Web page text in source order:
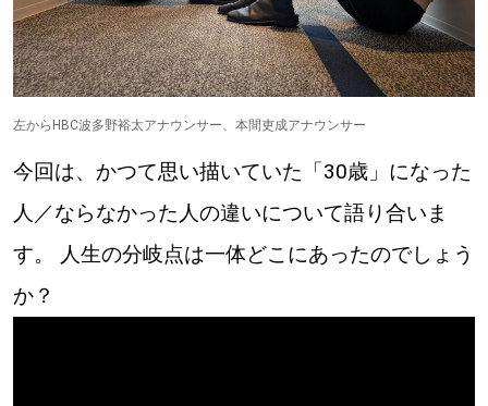
【札幌のお気に入りを見つけたい】
【道央のお気に入りを見つけたい】
【道北のお気に入りを見つけたい】
【道東のお気に入りを見つけたい】
左からHBC波多野裕太アナウンサー、本間吏成アナウンサー
今回は、かつて思い描いていた「30歳」になった
人／ならなかった人の違いについて語り合いま
す。 人生の分岐点は一体どこにあったのでしょう
か？